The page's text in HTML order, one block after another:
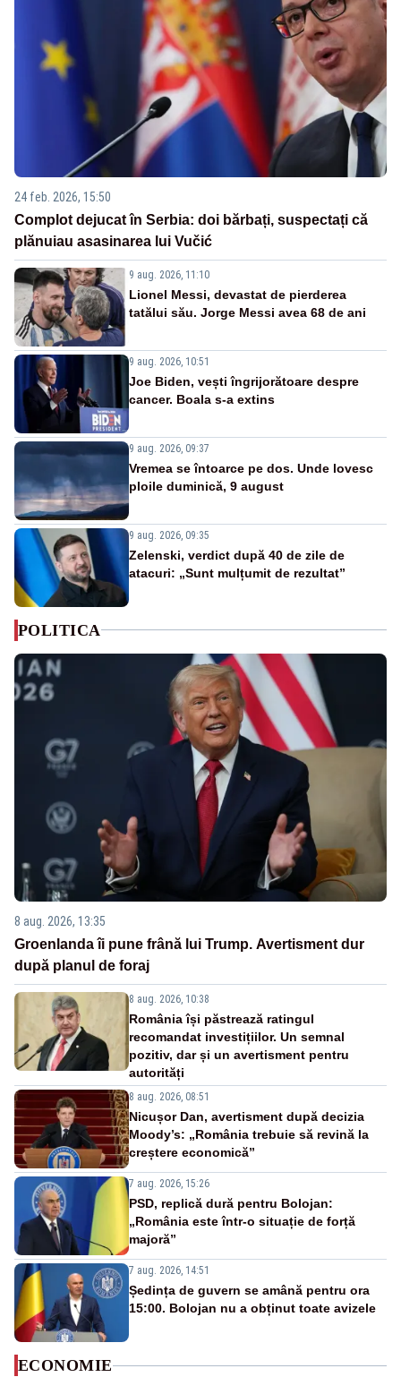
24 feb. 2026, 15:50
Complot dejucat în Serbia: doi bărbați, suspectați că
plănuiau asasinarea lui Vučić
9 aug. 2026, 11:10
Lionel Messi, devastat de pierderea
tatălui său. Jorge Messi avea 68 de ani
9 aug. 2026, 10:51
Joe Biden, vești îngrijorătoare despre
cancer. Boala s-a extins
9 aug. 2026, 09:37
Vremea se întoarce pe dos. Unde lovesc
ploile duminică, 9 august
9 aug. 2026, 09:35
Zelenski, verdict după 40 de zile de
atacuri: „Sunt mulțumit de rezultat”
POLITICA
8 aug. 2026, 13:35
Groenlanda îi pune frână lui Trump. Avertisment dur
după planul de foraj
8 aug. 2026, 10:38
România își păstrează ratingul
recomandat investițiilor. Un semnal
pozitiv, dar și un avertisment pentru
autorități
8 aug. 2026, 08:51
Nicușor Dan, avertisment după decizia
Moody’s: „România trebuie să revină la
creștere economică”
7 aug. 2026, 15:26
PSD, replică dură pentru Bolojan:
„România este într-o situație de forță
majoră”
7 aug. 2026, 14:51
Ședința de guvern se amână pentru ora
15:00. Bolojan nu a obținut toate avizele
ECONOMIE